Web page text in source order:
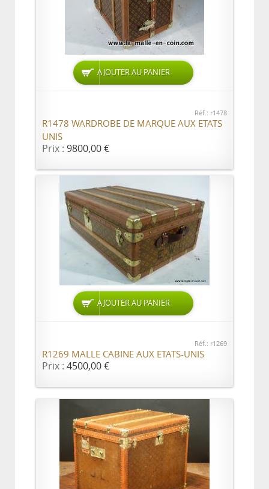
AJOUTER AU PANIER
Réf.: r1478
R1478 WARDROBE DE MARQUE AUX ETATS
UNIS
Prix : 9800,00 €
AJOUTER AU PANIER
Réf.: r1269
R1269 MALLE CABINE AUX ETATS-UNIS
Prix : 4500,00 €